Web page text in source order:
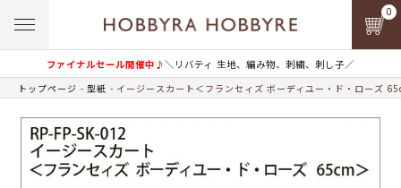
ファイナルセール開催中♪＼リバティ 生地、編み物、刺繍、刺し子／
0
トップページ 型紙 イージースカート＜フランセィズ ボーディユー・ド・ローズ